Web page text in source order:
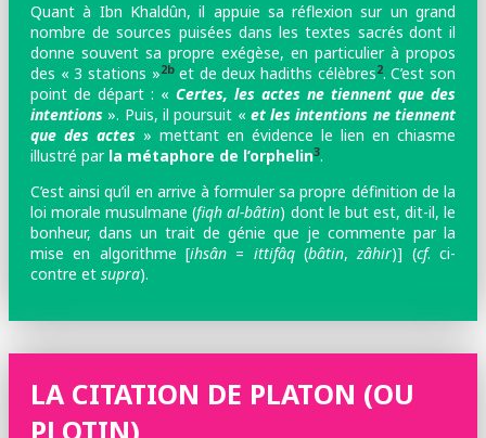
Quant à Ibn Khaldûn, il appuie sa réflexion sur un grand
nombre de sources puisées dans les textes sacrés dont il
donne souvent sa propre exégèse, en particulier à propos
des « 3 stations »2bet de deux hadiths célèbres2. C’est son
point de départ : « Certes, les actes ne tiennent que des
intentions ». Puis, il poursuit « et les intentions ne tiennent
que des actes » mettant en évidence le lien en chiasme
illustré par la métaphore de l’orphelin3.
C’est ainsi qu’il en arrive à formuler sa propre définition de la
loi morale musulmane (fiqh al-bâtin) dont le but est, dit-il, le
bonheur, dans un trait de génie que je commente par la
mise en algorithme [ihsân = ittifâq(bâtin,zâhir)] (cf. ci-
contre et supra).
LA CITATION DE PLATON (OU